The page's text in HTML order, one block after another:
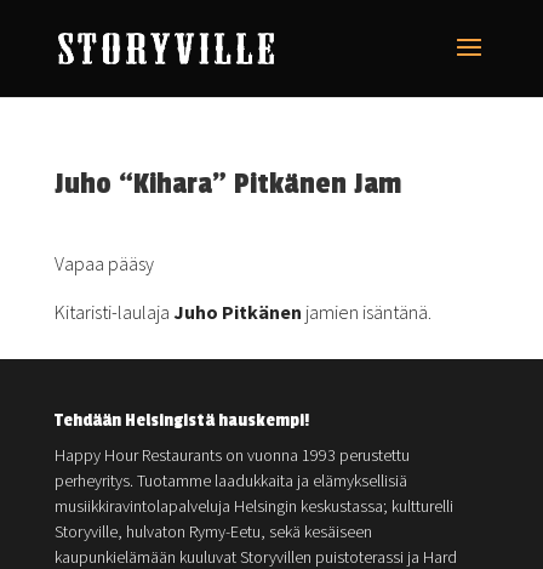
Juho “Kihara” Pitkänen Jam
Vapaa pääsy
Kitaristi-laulaja Juho Pitkänen jamien isäntänä.
Tehdään Helsingistä hauskempi!
Happy Hour Restaurants on vuonna 1993 perustettu
perheyritys. Tuotamme laadukkaita ja elämyksellisiä
musiikkiravintolapalveluja Helsingin keskustassa; kultturelli
Storyville, hulvaton Rymy-Eetu, sekä kesäiseen
kaupunkielämään kuuluvat Storyvillen puistoterassi ja Hard